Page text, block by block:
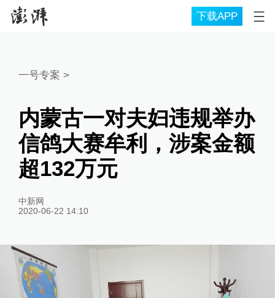
下载APP
一号专案 >
内蒙古一对夫妇违规举办
信鸽大赛牟利，涉案金额
超132万元
中新网
2020-06-22 14:10